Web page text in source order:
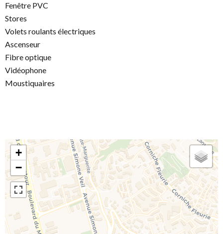
Fenêtre PVC
Stores
Volets roulants électriques
Ascenseur
Fibre optique
Vidéophone
Moustiquaires
+
−